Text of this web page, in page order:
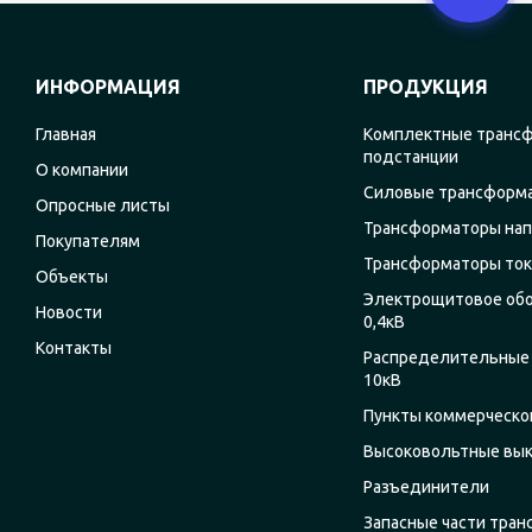
ИНФОРМАЦИЯ
Главная
О компании
Опросные листы
Покупателям
Объекты
Новости
Контакты
ПРОДУКЦИЯ
Комплектные
подстанции
Силовые
Трансформаторы
Трансформаторы
Электрощитовое
0,4кВ
Распределительные
10кВ
Пункты
Высоковольтные
Разъединители
Запасные части